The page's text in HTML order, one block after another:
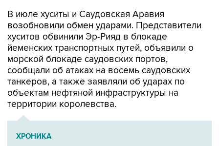
В июле хуситы и Саудовская Аравия
возобновили обмен ударами. Представители
хуситов обвинили Эр-Рияд в блокаде
йеменских транспортных путей, объявили о
морской блокаде саудовских портов,
сообщали об атаках на восемь саудовских
танкеров, а также заявляли об ударах по
объектам нефтяной инфраструктуры на
территории королевства.
ХРОНИКА